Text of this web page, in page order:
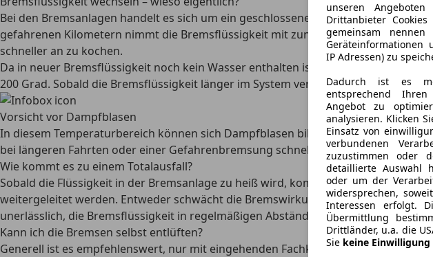
unseren
Drittanbieter
gemeinsam
Geräteinformationen
IP Adressen) zu
Dadurch ist es
entsprechend
Angebot zu
analysieren. Klicken
Einsatz von
verbundenen
zuzustimmen oder
detaillierte Auswahl
oder um der
widersprechen,
Interessen erfolgt.
Übermittlung
Drittländer, u.a. die
Sie keine Einwilligung
Bei den Bremsanlagen handelt es sich um ein geschlossenes System, angesichts
gefahrenen Kilometern nimmt die Bremsflüssigkeit mit zunehmendem Alter Luft
schneller an zu kochen.
Da in neuer Bremsflüssigkeit noch kein Wasser enthalten ist, weist sie einen
200 Grad. Sobald die Bremsflüssigkeit länger im System verweilt, ist die Rede
Vorsicht vor Dampfblasen
In diesem Temperaturbereich können sich Dampfblasen bilden, welche eine
bei längeren Fahrten oder einer Gefahrenbremsung schnell erreicht. Sollte die
Wie kommt es zu einem Totalausfall?
Sobald die Flüssigkeit in der Bremsanlage zu heiß wird, kommt es zu
weitergeleitet werden. Entweder schwächt die Bremswirkung stark ab oder sie
unerlässlich, die Bremsflüssigkeit in regelmäßigen Abständen zu wechseln.
Kann ich die Bremsen selbst entlüften?
Generell ist es empfehlenswert, nur mit eingehenden Fachkenntnissen Arbeiten